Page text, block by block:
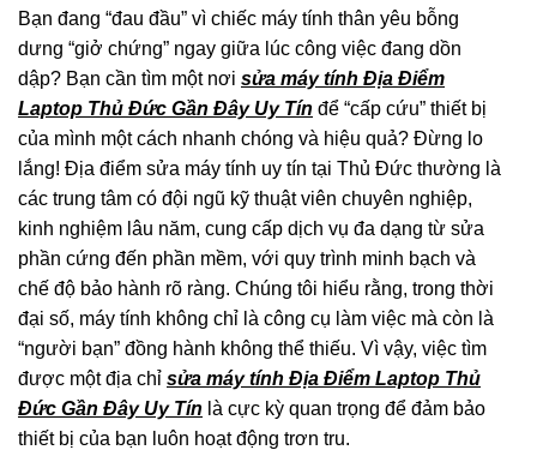
Bạn đang “đau đầu” vì chiếc máy tính thân yêu bỗng
dưng “giở chứng” ngay giữa lúc công việc đang dồn
dập? Bạn cần tìm một nơi sửa máy tính Địa Điểm
Laptop Thủ Đức Gần Đây Uy Tín để “cấp cứu” thiết bị
của mình một cách nhanh chóng và hiệu quả? Đừng lo
lắng! Địa điểm sửa máy tính uy tín tại Thủ Đức thường là
các trung tâm có đội ngũ kỹ thuật viên chuyên nghiệp,
kinh nghiệm lâu năm, cung cấp dịch vụ đa dạng từ sửa
phần cứng đến phần mềm, với quy trình minh bạch và
chế độ bảo hành rõ ràng. Chúng tôi hiểu rằng, trong thời
đại số, máy tính không chỉ là công cụ làm việc mà còn là
“người bạn” đồng hành không thể thiếu. Vì vậy, việc tìm
được một địa chỉ sửa máy tính Địa Điểm Laptop Thủ
Đức Gần Đây Uy Tín là cực kỳ quan trọng để đảm bảo
thiết bị của bạn luôn hoạt động trơn tru.